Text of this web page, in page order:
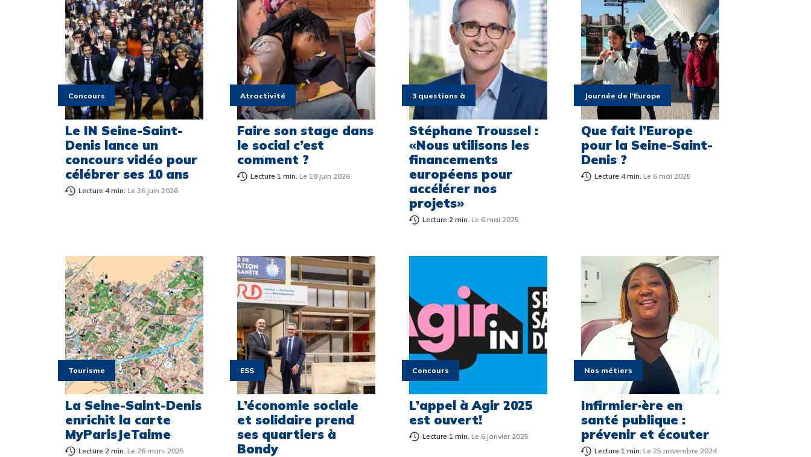
Concours
Le IN Seine-Saint-
Denis lance un
concours vidéo pour
célébrer ses 10 ans
Lecture 4 min. Le 26 juin 2026
Atractivité
Faire son stage dans
le social c’est
comment ?
Lecture 1 min. Le 18 juin 2026
3 questions à
Stéphane Troussel :
«Nous utilisons les
financements
européens pour
accélérer nos
projets»
Lecture 2 min. Le 6 mai 2025
Journée de l'Europe
Que fait l’Europe
pour la Seine-Saint-
Denis ?
Lecture 4 min. Le 6 mai 2025
Tourisme
La Seine-Saint-Denis
enrichit la carte
MyParisJeTaime
Lecture 2 min. Le 26 mars 2025
ESS
L’économie sociale
et solidaire prend
ses quartiers à
Bondy
Concours
L’appel à Agir 2025
est ouvert!
Lecture 1 min. Le 6 janvier 2025
Nos métiers
Infirmier·ère en
santé publique :
prévenir et écouter
Lecture 1 min. Le 25 novembre 2024